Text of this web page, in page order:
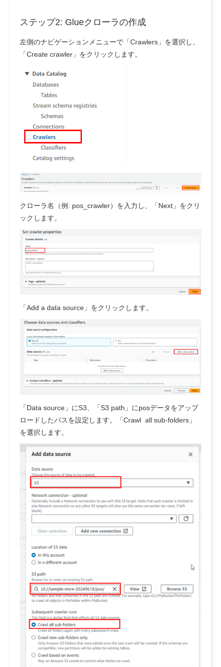
ステップ2: Glueクローラの作成
左側のナビゲーションメニューで「Crawlers」を選択し、
「Create crawler」をクリックします。
クローラ名（例: pos_crawler）を入力し、「Next」をクリ
ックします。
「Add a data source」をクリックします。
「Data source」にS3、「S3 path」にposデータをアップ
ロードしたパスを設定します。「Crawl all sub-folders」
を選択します。